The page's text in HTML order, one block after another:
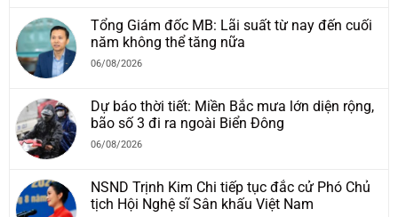
Tổng Giám đốc MB: Lãi suất từ nay đến cuối
năm không thể tăng nữa
06/08/2026
Dự báo thời tiết: Miền Bắc mưa lớn diện rộng,
bão số 3 đi ra ngoài Biển Đông
06/08/2026
NSND Trịnh Kim Chi tiếp tục đắc cử Phó Chủ
tịch Hội Nghệ sĩ Sân khấu Việt Nam